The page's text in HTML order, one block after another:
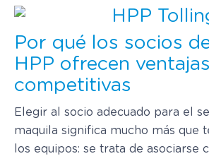
Por qué los socios
HPP ofrecen ventajas
competitivas
Elegir al socio adecuado para el
maquila significa mucho más que
los equipos: se trata de asociarse